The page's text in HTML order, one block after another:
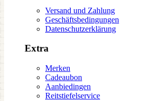
Versand und Zahlung
Geschäftsbedingungen
Datenschutzerklärung
Extra
Merken
Cadeaubon
Aanbiedingen
Reitstiefelservice